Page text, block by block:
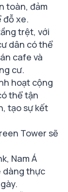
toàn, đảm
đỗ xe.
trệt, với
dân có thể
cafe và
cư.
hoạt cộng
thể tận
tạo sự kết
Tower sẽ
Nam Á
dàng thực